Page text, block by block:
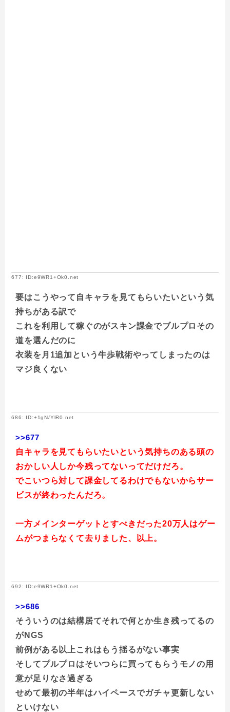
677: ID:e9WR1+Ok0.net
要はこうやって自キャラを見てもらいたいという気
持ちがある訳で
これを利用して稼ぐのがスキン課金でブルプロその
道を選んだのに
衣装を月1追加という牛歩戦術やってしまったのは
マジ良くない
686: ID:+1gN/YlR0.net
>>677
自キャラを見てもらいたいという気持ちのある頭の
おかしい人しか今残ってないってだけだろ。
でこいつら対して課金してるわけでもないからサー
ビスが終わったんだろ。
一方メインターゲットとすべきだった20万人はゲー
ムがつまらなくて去りました、以上。
692: ID:e9WR1+Ok0.net
>>686
そういうのは結構居てそれで何とか生き残ってるの
がNGS
前例がある以上これはもう揺るがない事実
そしてプルプロはそいつらに買ってもらうモノの用
意が足りなさ過ぎる
せめて最初の半年はハイペースでガチャ更新しない
といけない